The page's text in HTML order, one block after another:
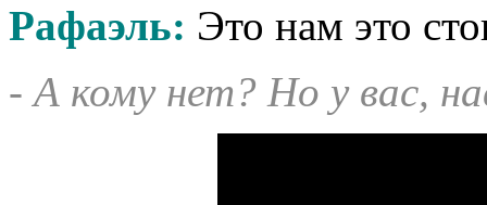
Рафаэль: Это нам это
- А кому нет? Но у вас,